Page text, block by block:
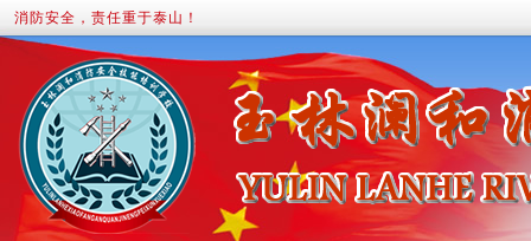
消防安全，责任重于泰山！